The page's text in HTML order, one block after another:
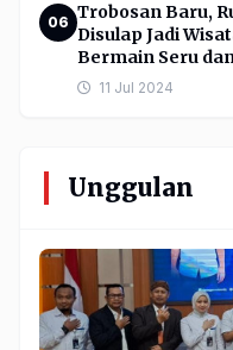
06 Trobosan Baru,
Disulap Jadi
Bermain Seru
11 Jul 2024
Unggulan